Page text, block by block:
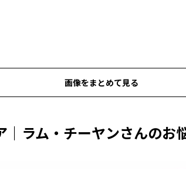
画像をまとめて見る
｜ラム・チーヤンさんのお